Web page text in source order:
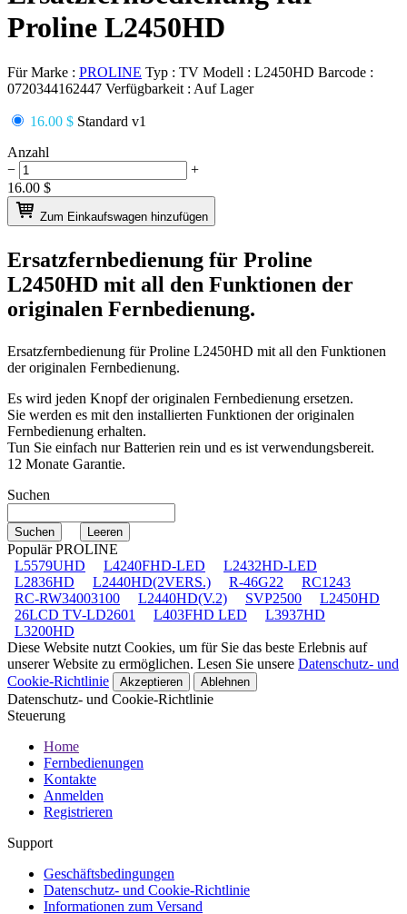
Proline L2450HD
Für Marke : PROLINE Typ : TV Modell : L2450HD Barcode :
0720344162447 Verfügbarkeit : Auf Lager
16.00 $ Standard v1
Anzahl
−
+
16.00 $
Zum Einkaufswagen hinzufügen
Ersatzfernbedienung für Proline
L2450HD mit all den Funktionen der
originalen Fernbedienung.
Ersatzfernbedienung fürProline L2450HD mit all den Funktionen
der originalen Fernbedienung.
Es wird jeden Knopf der originalen Fernbedienung ersetzen.
Sie werden es mit den installierten Funktionen der originalen
Fernbedienung erhalten.
Tun Sie einfach nur Batterien rein und es ist verwendungsbereit.
12 Monate Garantie.
Suchen
Populär PROLINE
L5579UHD
L4240FHD-LED
L2432HD-LED
L2836HD
L2440HD(2VERS.) R-46G22
RC1243
RC-RW34003100
L2440HD(V.2) SVP2500
L2450HD
26LCD TV-LD2601
L403FHD LED
L3937HD
L3200HD
Diese Website nutzt Cookies, um für Sie das beste Erlebnis auf
unserer Website zu ermöglichen. Lesen Sie unsere Datenschutz- und
Cookie-Richtlinie
Akzeptieren Ablehnen
Datenschutz- und Cookie-Richtlinie
Steuerung
Home
Fernbedienungen
Kontakte
Anmelden
Registrieren
Support
Geschäftsbedingungen
Datenschutz- und Cookie-Richtlinie
Informationen zum Versand